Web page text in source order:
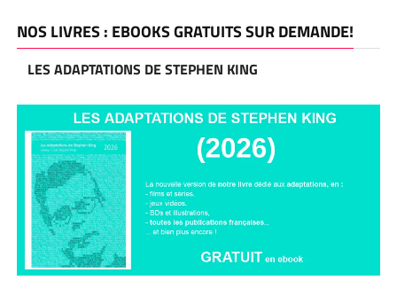
NOS LIVRES : EBOOKS GRATUITS SUR DEMANDE!
LES ADAPTATIONS DE STEPHEN KING